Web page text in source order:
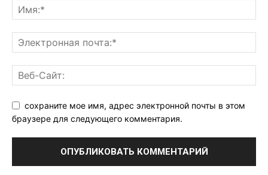
сохраните мое имя, адрес электронной почты в этом
браузере для следующего комментария.